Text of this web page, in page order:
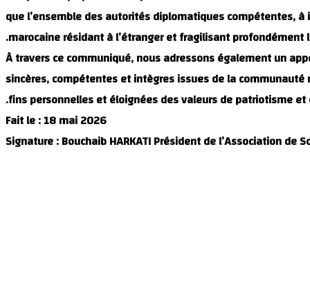
que l’ensemble des autorités diplomatiques compétentes,
marocaine résidant à l’étranger et fragilisant
À travers ce communiqué, nous adressons également un
sincères, compétentes et intègres issues de la
fins personnelles et éloignées des valeurs de patriotisme et
Fait le : 18 mai 2026
Signature : Bouchaib HARKATI Président de l’Association de